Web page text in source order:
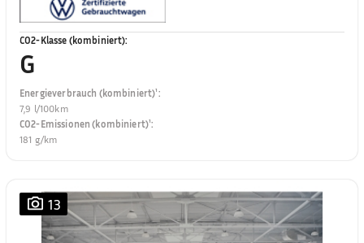
CO2-Klasse (kombiniert):
G
Energieverbrauch (kombiniert)¹:
7,9 l/100km
CO2-Emissionen (kombiniert)¹:
181 g/km
13